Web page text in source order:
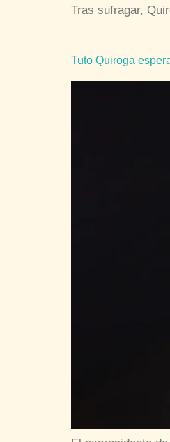
Tras sufragar,
Tuto Quiroga